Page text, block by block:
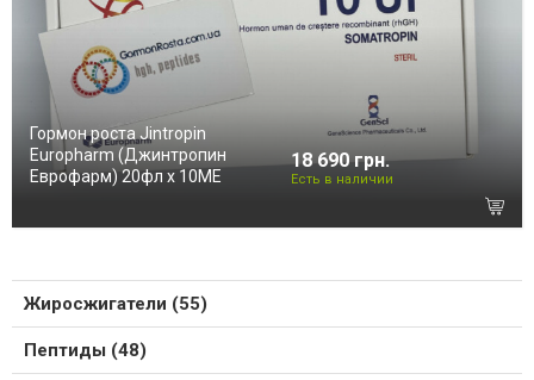
Гормон роста Jintropin
Europharm (Джинтропин
Еврофарм) 20фл х 10ME
18 690 грн.
Есть в наличии
Жиросжигатели (55)
Пептиды (48)